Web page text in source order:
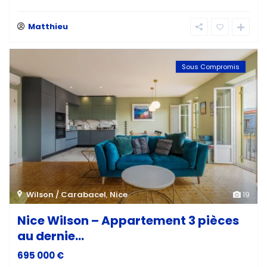
Matthieu
19
Wilson / Carabacel,Nice
Sous Compromis
Nice Wilson – Appartement 3 pièces
au dernie...
695 000 €